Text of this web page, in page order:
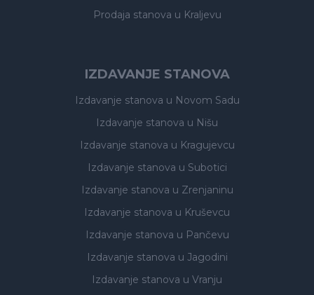
Prodaja stanova u Kraljevu
IZDAVANJE STANOVA
Izdavanje stanova u Novom Sadu
Izdavanje stanova u Nišu
Izdavanje stanova u Kragujevcu
Izdavanje stanova u Subotici
Izdavanje stanova u Zrenjaninu
Izdavanje stanova u Kruševcu
Izdavanje stanova u Pančevu
Izdavanje stanova u Jagodini
Izdavanje stanova u Vranju